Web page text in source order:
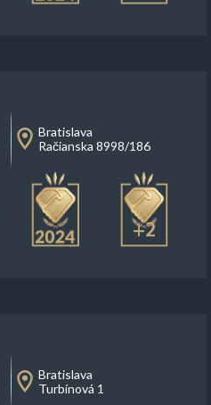
Bratislava
Račianska 8998/186
+2
Bratislava
Turbínová 1